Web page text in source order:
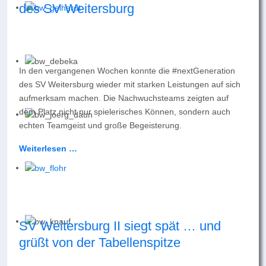
des SV Weitersburg
In den vergangenen Wochen konnte die #nextGeneration
des SV Weitersburg wieder mit starken Leistungen auf sich
aufmerksam machen. Die Nachwuchsteams zeigten auf
dem Platz nicht nur spielerisches Können, sondern auch
echten Teamgeist und große Begeisterung.
Weiterlesen …
SV Weitersburg II siegt spät … und
grüßt von der Tabellenspitze